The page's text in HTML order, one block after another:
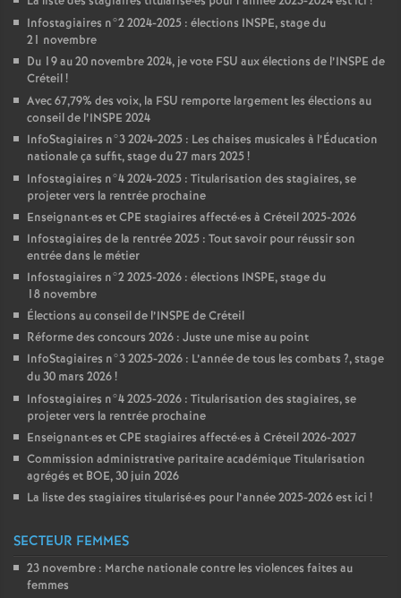
Infostagiaires n°2 2024-2025 : élections INSPE, stage du
21 novembre
Du 19 au 20 novembre 2024, je vote FSU aux élections de l’INSPE de
Créteil!
Avec 67,79% des voix, la FSU remporte largement les élections au
conseil de l’INSPE 2024
InfoStagiaires n°3 2024-2025 : Les chaises musicales à l’Éducation
nationale ça suffit, stage du 27 mars 2025!
Infostagiaires n°4 2024-2025 : Titularisation des stagiaires, se
projeter vers la rentrée prochaine
Enseignant·es etCPE stagiaires affecté·es à Créteil 2025-2026
Infostagiaires de la rentrée 2025 : Tout savoir pour réussir son
entrée dans le métier
Infostagiaires n°2 2025-2026 : élections INSPE, stage du
18 novembre
Élections au conseil de l’INSPE de Créteil
Réforme des concours 2026 : Juste une mise au point
InfoStagiaires n°3 2025-2026 : L’année de tous les combats ?, stage
du 30 mars 2026!
Infostagiaires n°4 2025-2026 : Titularisation des stagiaires, se
projeter vers la rentrée prochaine
Enseignant·es etCPE stagiaires affecté·es à Créteil 2026-2027
Commission administrative paritaire académique Titularisation
agrégés et BOE, 30 juin 2026
La liste des stagiaires titularisé·es pour l’année 2025-2026 est ici !
SECTEUR FEMMES
23 novembre : Marche nationale contre les violences faites au
femmes